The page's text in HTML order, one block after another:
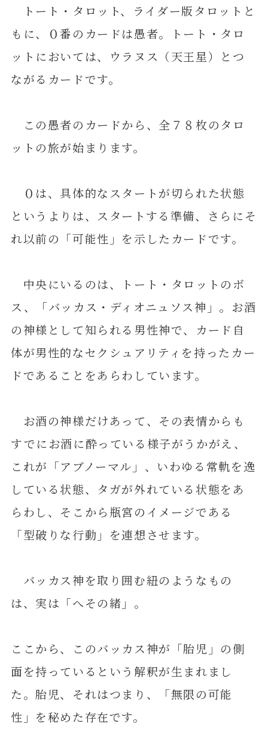
トート・タロット、ライダー版タロットと
もに、０番のカードは愚者。トート・タロ
ットにおいては、ウラヌス（天王星）とつ
ながるカードです。
この愚者のカードから、全７８枚のタロ
ットの旅が始まります。
０は、具体的なスタートが切られた状態
というよりは、スタートする準備、さらにそ
れ以前の「可能性」を示したカードです。
中央にいるのは、トート・タロットのボ
ス、「バッカス・ディオニュソス神」。お酒
の神様として知られる男性神で、カード自
体が男性的なセクシュアリティを持ったカー
ドであることをあらわしています。
お酒の神様だけあって、その表情からも
すでにお酒に酔っている様子がうかがえ、
これが「アブノーマル」、いわゆる常軌を逸
している状態、タガが外れている状態をあ
らわし、そこから瓶宮のイメージである
「型破りな行動」を連想させます。
バッカス神を取り囲む紐のようなもの
は、実は「へその緒」。
ここから、このバッカス神が「胎児」の側
面を持っているという解釈が生まれまし
た。胎児、それはつまり、「無限の可能
性」を秘めた存在です。